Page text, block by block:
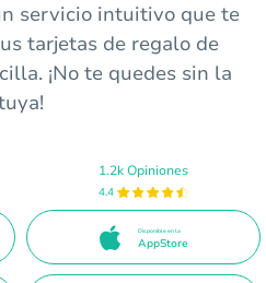
servicio intuitivo que te
tarjetas de regalo de
¡No te quedes sin la
1.2k Opiniones
4.4
Disponible en la
AppStore